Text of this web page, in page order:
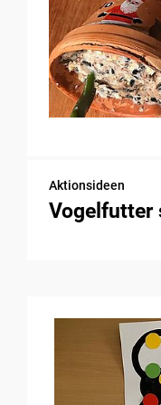
Aktionsideen
Vogelfutter